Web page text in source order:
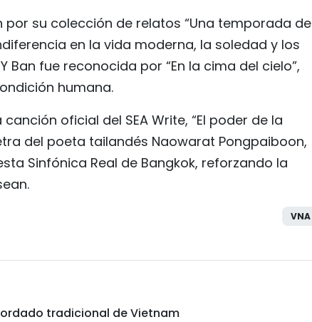
por su colección de relatos “Una temporada de
en la vida moderna, la soledad y los
fue reconocida por “En la cima del cielo”,
humana.
oficial del SEA Write, “El poder de la
del poeta tailandés Naowarat Pongpaiboon,
Sinfónica Real de Bangkok, reforzando la
VNA
tradicional de Vietnam